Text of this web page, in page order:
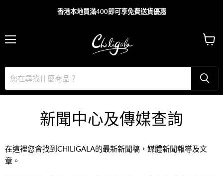
香港本地買滿400即可享免費送貨優惠
購
物
車
新聞中心及傳媒查詢
在這裡您會找到CHILIGALA的最新新聞稿，媒體新聞報導及文
章。